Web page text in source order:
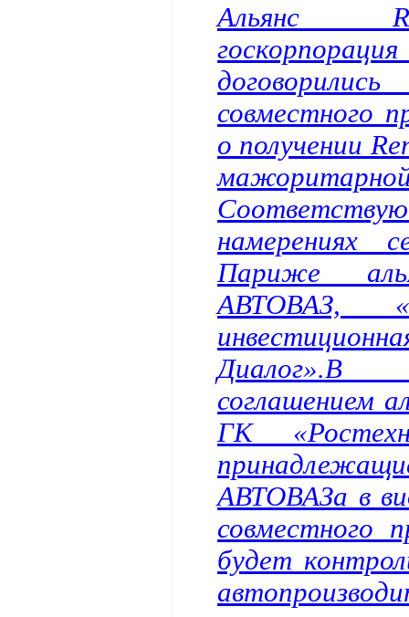
Альянс
совместного
о получении
намерениях
Париже
АВТОВАЗ,
Диалог».В
соглашением
ГК
АВТОВАЗа в
совместного
будет